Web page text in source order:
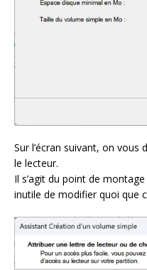
Sur l’écran suivant, on
le lecteur.
Il s’agit du point de
inutile de modifier quoi que